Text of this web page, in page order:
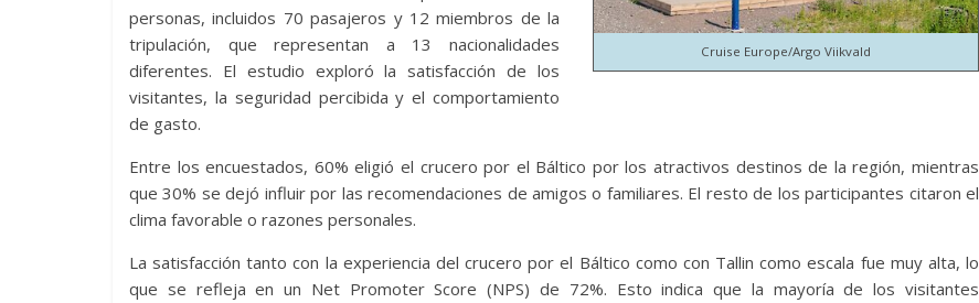
Cruise Europe/Argo Viikvald
personas, incluidos 70 pasajeros y 12 miembros de la
tripulación, que representan a 13 nacionalidades
diferentes. El estudio exploró la satisfacción de los
visitantes, la seguridad percibida y el comportamiento
de gasto.
Entre los encuestados, 60% eligió el crucero por el Báltico por los atractivos destinos de la región, mientras
que 30% se dejó influir por las recomendaciones de amigos o familiares. El resto de los participantes citaron el
clima favorable o razones personales.
La satisfacción tanto con la experiencia del crucero por el Báltico como con Tallin como escala fue muy alta, lo
que se refleja en un Net Promoter Score (NPS) de 72%. Esto indica que la mayoría de los visitantes